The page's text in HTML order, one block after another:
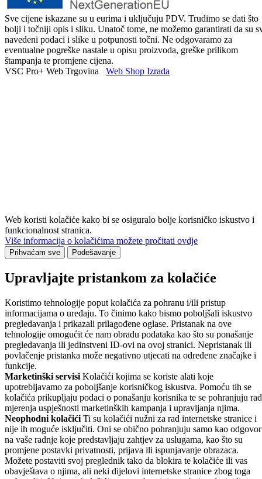
Sve cijene iskazane su u eurima i uključuju PDV. Trudimo se dati što
bolji i točniji opis i sliku. Unatoč tome, ne možemo garantirati da su
navedeni podaci i slike u potpunosti točni. Ne odgovaramo za
eventualne pogreške nastale u opisu proizvoda, greške prilikom
štampanja te promjene cijena.
VSC Pro+ Web Trgovina Web Shop Izrada
Web koristi kolačiće kako bi se osiguralo bolje korisničko iskustvo i
funkcionalnost stranica.
Više informacija o kolačićima možete pročitati ovdje
Prihvaćam sve Podešavanje
Upravljajte pristankom za kolačiće
Koristimo tehnologije poput kolačića za pohranu i/ili pristup
informacijama o uređaju. To činimo kako bismo poboljšali iskustvo
pregledavanja i prikazali prilagođene oglase. Pristanak na ove
tehnologije omogućit će nam obradu podataka kao što su ponašanje
pregledavanja ili jedinstveni ID-ovi na ovoj stranici. Nepristanak ili
povlačenje pristanka može negativno utjecati na određene značajke i
funkcije.
Marketinški servisi Kolačići kojima se koriste alati koje
upotrebljavamo za poboljšanje korisničkog iskustva. Pomoću tih se
kolačića prikupljaju podaci o ponašanju korisnika te se pohranjuju
mjerenja uspješnosti marketinških kampanja i upravljanja njima.
Neophodni kolačići Ti su kolačići nužni za rad internetske stranice i
nije ih moguće isključiti. Oni se obično pohranjuju samo kao odgovor
na vaše radnje koje predstavljaju zahtjev za uslugama, kao što su
promjene postavki privatnosti, prijava ili ispunjavanje obrazaca.
Možete postaviti svoj preglednik tako da blokira te kolačiće ili vas
obavještava o njima, ali neki dijelovi internetske stranice zbog toga